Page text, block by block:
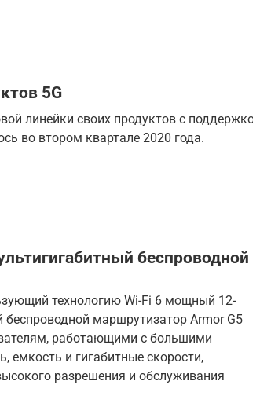
5G
линейки своих продуктов с
во втором квартале 2020 года.
беспроводной
технологию Wi-Fi 6 мощный 12-
маршрутизатор Armor G5
работающими с большими
и гигабитные скорости,
разрешения и обслуживания